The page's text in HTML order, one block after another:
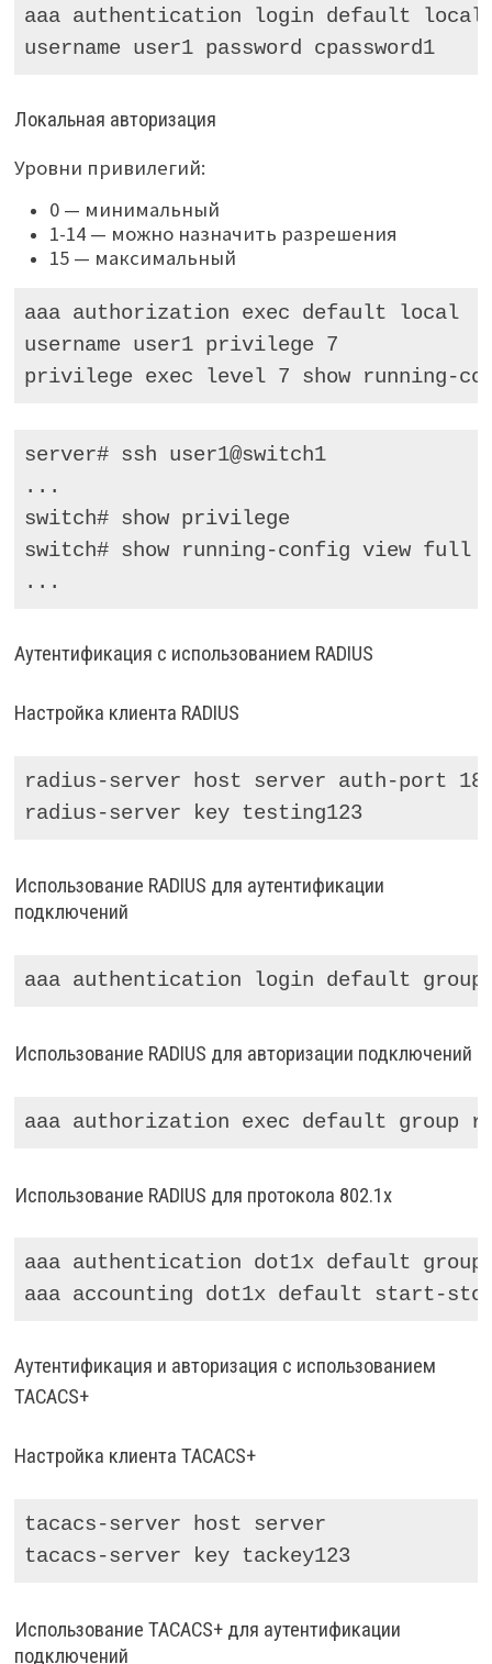
aaa authentication login default local
username user1 password cpassword1
Локальная авторизация
Уровни привилегий:
0 — минимальный
1-14 — можно назначить разрешения
15 — максимальный
aaa authorization exec default local
username user1 privilege 7
privilege exec level 7 show running-
server# ssh user1@switch1
...
switch# show privilege
switch# show running-config view full
...
Аутентификация с использованием RADIUS
Настройка клиента RADIUS
radius-server host server auth-port
radius-server key testing123
Использование RADIUS для аутентификации
подключений
aaa authentication login default group
Использование RADIUS для авторизации подключений
aaa authorization exec default group
Использование RADIUS для протокола 802.1x
aaa authentication dot1x default group
aaa accounting dot1x default start-
Аутентификация и авторизация с использованием
TACACS+
Настройка клиента TACACS+
tacacs-server host server
tacacs-server key tackey123
Использование TACACS+ для аутентификации
подключений